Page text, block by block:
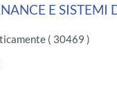
E SISTEMI
( 30469 )